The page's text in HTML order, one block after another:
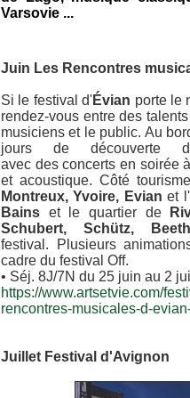
Varsovie ...
Juin Les Rencontres
Si le festival d'Évian porte le
rendez-vous entre des
musiciens et le public. Au
jours de découverte
avec des concerts en soirée
et acoustique. Côté
Montreux, Yvoire, Evian et
Bains et le quartier de
Schubert, Schütz,
festival. Plusieurs
cadre du festival Off.
• Séj. 8J/7N du 25 juin au 2
https://www.artsetvie.com/
rencontres-musicales-d-
Juillet Festival d'Avignon